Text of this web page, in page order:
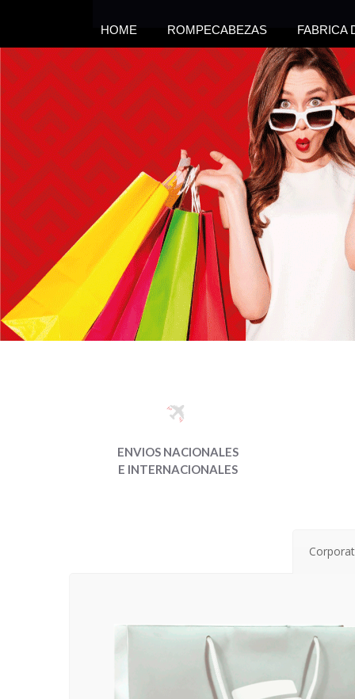
HOME ROMPECABEZAS FABRICA
ENVIOS NACIONALES
E INTERNACIONALES